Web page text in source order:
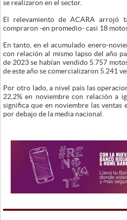
se realizaron en el sector.
El relevamiento de ACARA arrojó
compraron -en promedio- casi 18
En tanto, en el acumulado enero-
con relación al mismo lapso del año
de 2023 se habían vendido 5.757
de este año se comercializaron 5.241
Por otro lado, a nivel país las
22,2% en noviembre con relación a
significa que en noviembre las ventas
por debajo de la media nacional.